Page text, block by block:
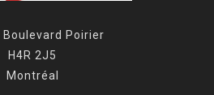
Boulevard Poirier
H4R 2J5
Montréal